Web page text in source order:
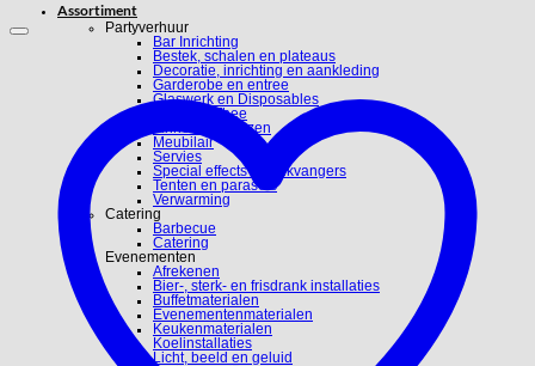
Assortiment
Partyverhuur
Bar Inrichting
Bestek, schalen en plateaus
Decoratie, inrichting en aankleding
Garderobe en entree
Glaswerk en Disposables
Koffie en Thee
Linnen en hoezen
Meubilair
Servies
Special effects en blikvangers
Tenten en parasols
Verwarming
Catering
Barbecue
Catering
Evenementen
Afrekenen
Bier-, sterk- en frisdrank installaties
Buffetmaterialen
Evenementenmaterialen
Keukenmaterialen
Koelinstallaties
Licht, beeld en geluid